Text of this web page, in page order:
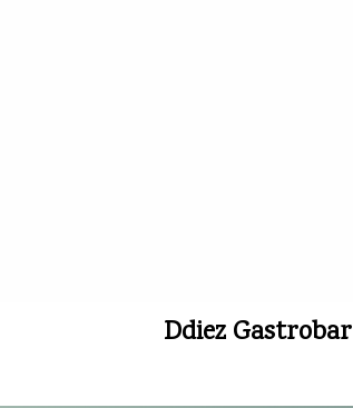
Ddiez Gastrobar